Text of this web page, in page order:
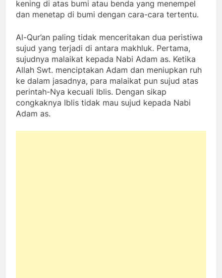
kening di atas bumi atau benda yang menempel
dan menetap di bumi dengan cara-cara tertentu.
Al-Qur’an paling tidak menceritakan dua peristiwa
sujud yang terjadi di antara makhluk. Pertama,
sujudnya malaikat kepada Nabi Adam as. Ketika
Allah Swt. menciptakan Adam dan meniupkan ruh
ke dalam jasadnya, para malaikat pun sujud atas
perintah-Nya kecuali Iblis. Dengan sikap
congkaknya Iblis tidak mau sujud kepada Nabi
Adam as.